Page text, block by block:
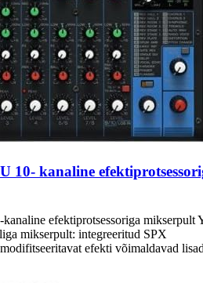
10- kanaline
efektiprotsessoriga mikserpult
mikserpult: integreeritud SPX
efekti võimaldavad